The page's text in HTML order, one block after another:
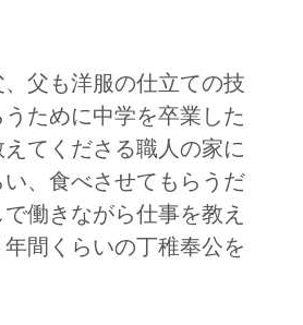
、父も洋服の仕立ての技
ために中学を卒業した
てくださる職人の家に
、食べさせてもらうだ
働きながら仕事を教え
間くらいの丁稚奉公を